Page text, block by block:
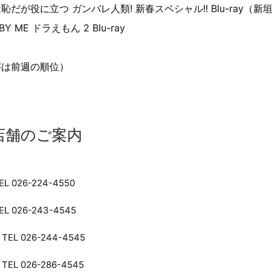
だが役に立つ ガンバレ人類! 新春スペシャル!! Blu-ray（新垣
ME ドラえもん 2 Blu-ray
前週の順位）
舗のご案内
026-224-4550
026-243-4545
TEL 026-244-4545
TEL 026-286-4545